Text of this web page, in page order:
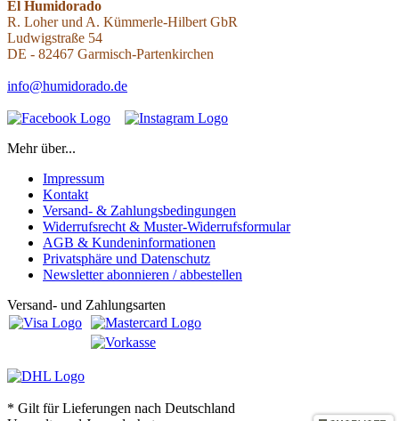
El Humidorado
R. Loher und A. Kümmerle-Hilbert GbR
Ludwigstraße 54
DE - 82467 Garmisch-Partenkirchen
info@humidorado.de
Mehr über...
Impressum
Kontakt
Versand- & Zahlungsbedingungen
Widerrufsrecht & Muster-Widerrufsformular
AGB & Kundeninformationen
Privatsphäre und Datenschutz
Newsletter abonnieren / abbestellen
Versand- und Zahlungsarten
* Gilt für Lieferungen nach Deutschland